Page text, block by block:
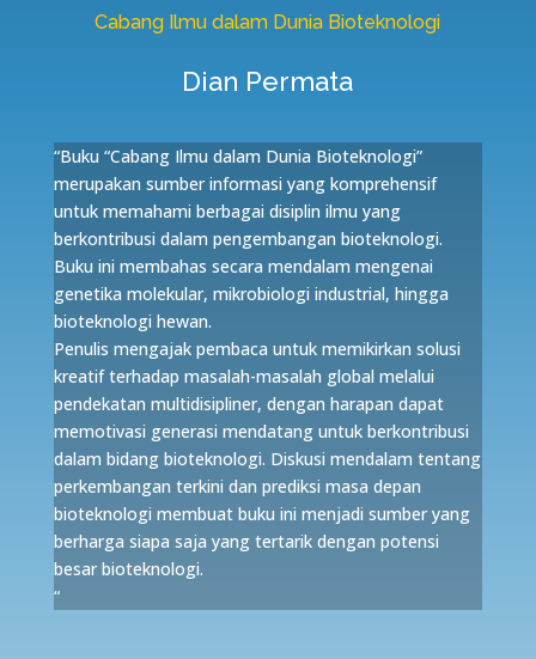
Cabang Ilmu dalam Dunia Bioteknologi
Dian Permata
“Buku “Cabang Ilmu dalam Dunia Bioteknologi”
merupakan sumber informasi yang komprehensif
untuk memahami berbagai disiplin ilmu yang
berkontribusi dalam pengembangan bioteknologi.
Buku ini membahas secara mendalam mengenai
genetika molekular, mikrobiologi industrial, hingga
bioteknologi hewan.
Penulis mengajak pembaca untuk memikirkan solusi
kreatif terhadap masalah-masalah global melalui
pendekatan multidisipliner, dengan harapan dapat
memotivasi generasi mendatang untuk berkontribusi
dalam bidang bioteknologi. Diskusi mendalam tentang
perkembangan terkini dan prediksi masa depan
bioteknologi membuat buku ini menjadi sumber yang
berharga siapa saja yang tertarik dengan potensi
besar bioteknologi.
“